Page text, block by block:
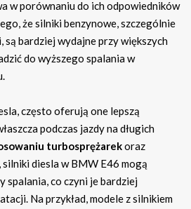
w porównaniu do ich odpowiedników
że silniki benzynowe, szczególnie
są bardziej wydajne przy większych
do wyższego spalania w
często oferują one lepszą
podczas jazdy na długich
turbosprężarekoraz
diesla w BMW E46 mogą
spalania, co czyni je bardziej
Na przykład, modele z silnikiem